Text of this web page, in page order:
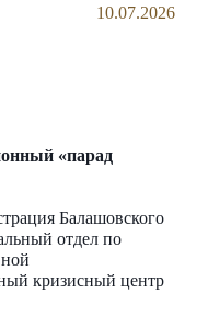
10.07.2026
«парад
Балашовского
отдел по
кризисный центр